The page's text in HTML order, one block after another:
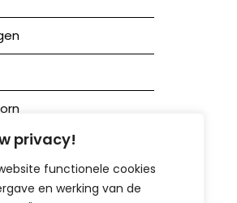
privacy!
functionele cookies
en werking van de